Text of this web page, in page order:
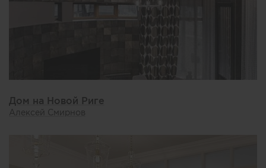
Дом на Новой Риге
Алексей Смирнов